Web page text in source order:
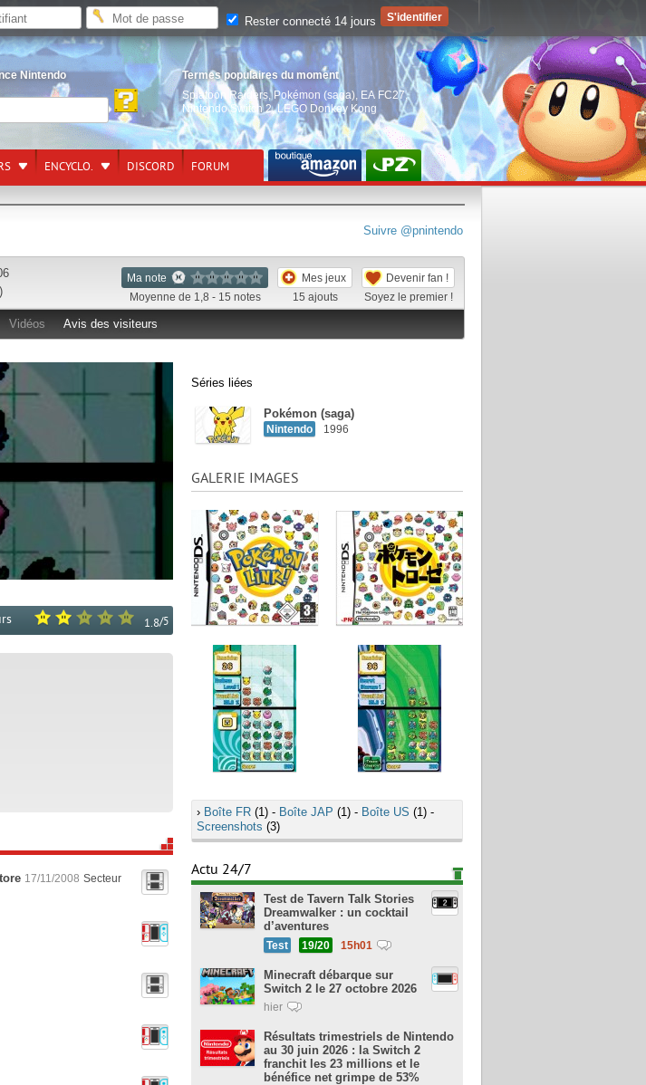
Nintendo
Termes populaires du moment
Splatoon Raiders, Pokémon (saga) EA FC27,
Nintendo Switch 2,LEGO Donkey Kong
ENCYCLO. DISCORD FORUM
Suivre @pnintendo
Ma note
Moyenne de 1,8 - 15 notes
Mes jeux
15 ajouts
Devenir fan !
Soyez le premier !
Vidéos Avis des visiteurs
1.8/5
17/11/2008 Secteur
Séries liées
Pokémon (saga)
Nintendo 1996
GALERIE IMAGES
› Boîte FR (1) - Boîte JAP (1) - Boîte US (1) -
Screenshots (3)
Actu 24/7
Test de Tavern Talk Stories
Dreamwalker : un cocktail
d’aventures
Test 19/20 15h01
Minecraft débarque sur
Switch 2 le 27 octobre 2026
hier
Résultats trimestriels de Nintendo
au 30 juin 2026 : la Switch 2
franchit les 23 millions et le
bénéfice net grimpe de 53%
Rester connecté 14 jours